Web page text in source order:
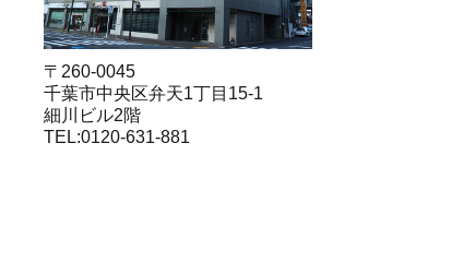
〒260-0045
千葉市中央区弁天1丁目15-1
細川ビル2階
TEL:0120-631-881